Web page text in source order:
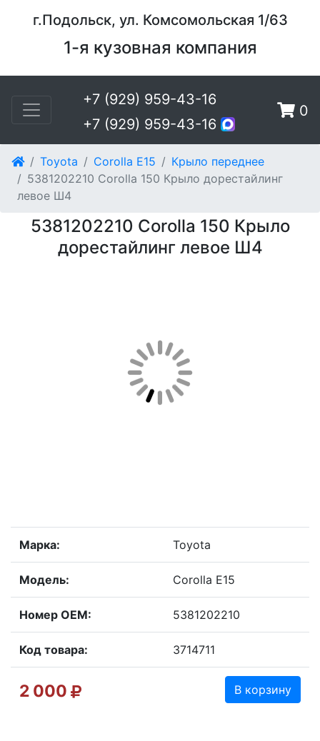
г.Подольск, ул. Комсомольская 1/63
1-я кузовная компания
+7 (929) 959-43-16
+7 (929) 959-43-16
0
Toyota Corolla E15
Крыло переднее
5381202210 Corolla 150 Крыло дорестайлинг
левое Ш4
5381202210 Corolla 150 Крыло
дорестайлинг левое Ш4
Марка: Toyota
Модель: Corolla E15
Номер OEM: 5381202210
Код товара: 3714711
2 000 В корзину